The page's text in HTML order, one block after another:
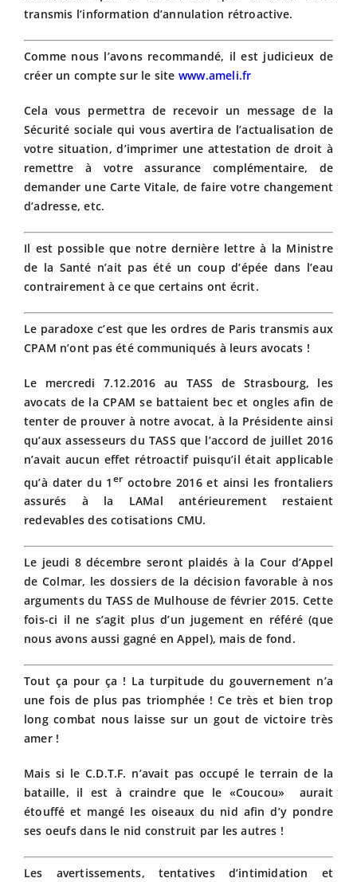
transmis l’information d’annulation rétroactive.
Comme nous l’avons recommandé, il est judicieux de
créer un compte sur le site www.ameli.fr
Cela vous permettra de recevoir un message de la
Sécurité sociale qui vous avertira de l’actualisation de
votre situation, d’imprimer une attestation de droit à
remettre à votre assurance complémentaire, de
demander une Carte Vitale, de faire votre changement
d’adresse, etc.
Il est possible que notre dernière lettre à la Ministre
de la Santé n’ait pas été un coup d’épée dans l’eau
contrairement à ce que certains ont écrit.
Le paradoxe c’est que les ordres de Paris transmis aux
CPAM n’ont pas été communiqués à leurs avocats !
Le mercredi 7.12.2016 au TASS de Strasbourg, les
avocats de la CPAM se battaient bec et ongles afin de
tenter de prouver à notre avocat, à la Présidente ainsi
qu’aux assesseurs du TASS que l’accord de juillet 2016
n’avait aucun effet rétroactif puisqu’il était applicable
qu’à dater du 1 er octobre 2016 et ainsi les frontaliers
assurés à la LAMal antérieurement restaient
redevables des cotisations CMU.
Le jeudi 8 décembre seront plaidés à la Cour d’Appel
de Colmar, les dossiers de la décision favorable à nos
arguments du TASS de Mulhouse de février 2015. Cette
fois-ci il ne s’agit plus d’un jugement en référé (que
nous avons aussi gagné en Appel), mais de fond.
Tout ça pour ça ! La turpitude du gouvernement n’a
une fois de plus pas triomphée ! Ce très et bien trop
long combat nous laisse sur un gout de victoire très
amer !
Mais si le C.D.T.F. n’avait pas occupé le terrain de la
bataille, il est à craindre que le «Coucou» aurait
étouffé et mangé les oiseaux du nid afin d’y pondre
ses oeufs dans le nid construit par les autres !
Les avertissements, tentatives d’intimidation et